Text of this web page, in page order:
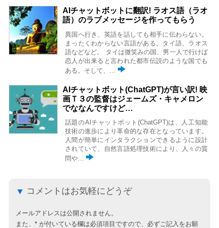
AIチャットボットに翻訳! ラオス語（ラオ
語）のラブメッセージを作ってもらう
異国へ行き、英語を話しても相手に伝わらない。
まったくわからない言語がある。タイ語、ラオス
語などなど。 タイは微笑みの国、男一人で行けば
恋人が出来ると言われた都市伝説のような国でも
ある。そして、…
AIチャットボット(ChatGPT)が言い訳! 映
画Ｔ３の監督はジェームズ・キャメロン
でななんですけど…
話題のAIチャットボット(ChatGPT)は、人工知能
技術の進歩により革命的な存在となっています。
人間が簡単にインタラクションできるように設計
されていて、自然言語処理技術により、人々の質
問や…
コメントはお気軽にどうぞ
メールアドレスは公開されません。
また、 *が付いている欄は必須項目ですので、必ずご記入をお願